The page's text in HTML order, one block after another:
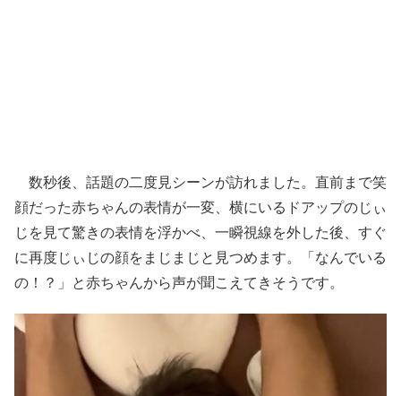
数秒後、話題の二度見シーンが訪れました。直前まで笑
顔だった赤ちゃんの表情が一変、横にいるドアップのじぃ
じを見て驚きの表情を浮かべ、一瞬視線を外した後、すぐ
に再度じぃじの顔をまじまじと見つめます。「なんでいる
の！？」と赤ちゃんから声が聞こえてきそうです。